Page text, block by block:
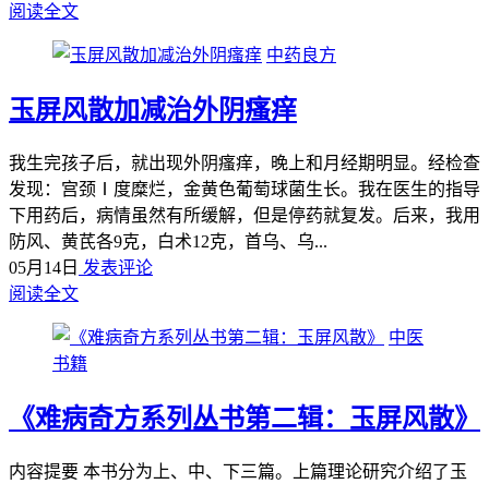
阅读全文
中药良方
玉屏风散加减治外阴瘙痒
我生完孩子后，就出现外阴瘙痒，晚上和月经期明显。经检查
发现：宫颈Ⅰ度糜烂，金黄色葡萄球菌生长。我在医生的指导
下用药后，病情虽然有所缓解，但是停药就复发。后来，我用
防风、黄芪各9克，白术12克，首乌、乌...
05月14日 发表评论
阅读全文
中医
书籍
《难病奇方系列丛书第二辑：玉屏风散》
内容提要 本书分为上、中、下三篇。上篇理论研究介绍了玉